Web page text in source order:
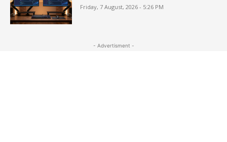
Friday, 7 August, 2026 - 5:26 PM
- Advertisment -